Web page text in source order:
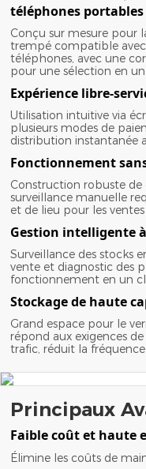
téléphones portables
Conçu sur mesure pour
trempé compatible
téléphones, avec une
pour une sélection en
Expérience libre-
Utilisation intuitive via
plusieurs modes de
distribution instantanée
Fonctionnement
Construction robuste
surveillance manuelle
et de lieu pour les
Gestion intelligente
Surveillance des stocks
vente et diagnostic des
fonctionnement en un
Stockage de haute
Grand espace pour le
répond aux exigences
trafic, réduit la
Principaux
Faible coût et haute
Élimine les coûts de